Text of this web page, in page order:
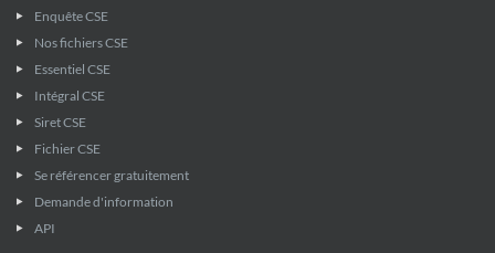
Enquête CSE
Nos fichiers CSE
Essentiel CSE
Intégral CSE
Siret CSE
Fichier CSE
Se référencer gratuitement
Demande d'information
API